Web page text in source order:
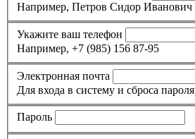
Например, Петров Сидор Иванович
Укажите ваш телефон
Например, +7 (985) 156 87-95
Электронная почта
Для входа в систему и сброса пароля
Пароль